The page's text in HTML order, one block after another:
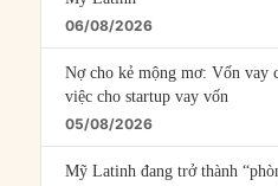
06/08/2026
Nợ cho kẻ mộng mơ: Vốn vay
việc cho startup vay vốn
05/08/2026
Mỹ Latinh đang trở thành